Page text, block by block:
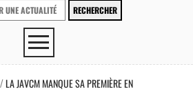
/LA JAVCM MANQUE SA PREMIÈRE EN